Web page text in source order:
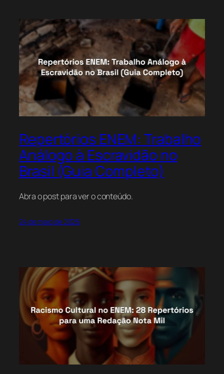
Repertórios ENEM: Trabalho
Análogo à Escravidão no
Brasil (Guia Completo)
Abra o post para ver o conteúdo.
24 de maio de 2026